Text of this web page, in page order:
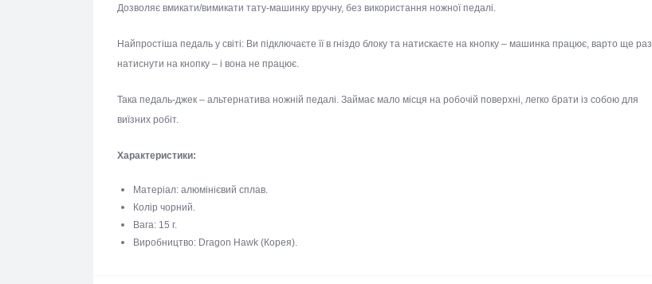
Дозволяє вмикати/вимикати тату-машинку вручну, без використання ножної педалі.
Найпростіша педаль у світі:Ви підключаєте її в гніздо блоку та натискаєте на кнопку – машинка працює, варто ще
раз натиснути на кнопку – і вона не працює.
Така педаль-джек – альтернатива ножній педалі. Займає мало місця на робочій поверхні, легко брати із собою
для виїзних робіт.
Характеристики:
Матеріал: алюмінієвий сплав.
Колір чорний.
Вага: 15 г.
Виробництво: Dragon Hawk (Корея).